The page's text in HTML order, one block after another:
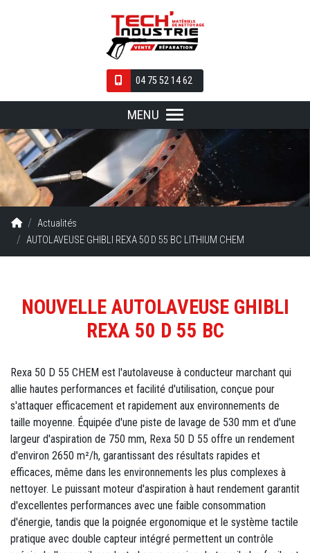
04 75 52 14 62
MENU
TECH INDUSTRIE.L
Nettoyeur haute pression, Auto-
laveuse, Balayeuse, Aspirateur, Pièces détachées
Actualités
AUTOLAVEUSE GHIBLI REXA 50 D 55 BC LITHIUM CHEM
NOUVELLE AUTOLAVEUSE GHIBLI
REXA 50 D 55 BC
Rexa 50 D 55 CHEM est l'autolaveuse à conducteur marchant qui
allie hautes performances et facilité d'utilisation, conçue pour
s'attaquer efficacement et rapidement aux environnements de
taille moyenne. Équipée d'une piste de lavage de 530 mm et d'une
largeur d'aspiration de 750 mm, Rexa 50 D 55 offre un rendement
d'environ 2650 m²/h, garantissant des résultats rapides et
efficaces, même dans les environnements les plus complexes à
nettoyer. Le puissant moteur d'aspiration à haut rendement garantit
d'excellentes performances avec une faible consommation
d'énergie, tandis que la poignée ergonomique et le système tactile
pratique avec double capteur intégré permettent un contrôle